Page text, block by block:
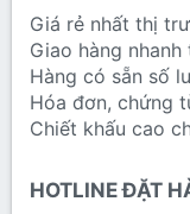
Giá rẻ nhất thị
Giao hàng
Hàng có sẵn số
Hóa đơn, chứng
Chiết khấu cao
HOTLINE ĐẶT